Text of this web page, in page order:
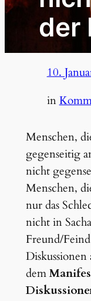
der
10.
in
Menschen,
gegenseitig
nicht
Menschen,
nur das
nicht in
Freund/
dem